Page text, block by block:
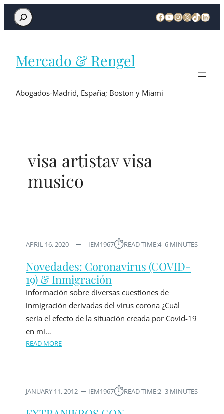
Mercado & Rengel
Abogados-Madrid, España; Boston y Miami
visa artistav visa
musico
APRIL 16, 2020 IEM1967⏱︎READ TIME:4–6 MINUTES
Novedades: Coronavirus (COVID-
19) & Inmigración
Información sobre diversas cuestiones de
inmigración derivadas del virus corona ¿Cuál
sería el efecto de la situación creada por Covid-19
en mi…
READ MORE
JANUARY 11, 2012 IEM1967⏱︎READ TIME:2–3 MINUTES